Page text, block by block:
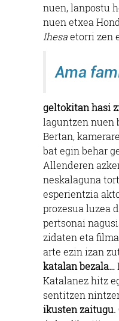
nuen, lanpostu
nuen etxea
Ihesaetorri zen
Ama
geltokitan hasi
laguntzen nuen
Bertan,
bat egin behar
Allenderen
neskalaguna
esperientzia
prozesua luzea
pertsonai
zidaten eta
arte ezin izan
katalan bezala…
Katalanez hitz
sentitzen
ikusten zaitugu.